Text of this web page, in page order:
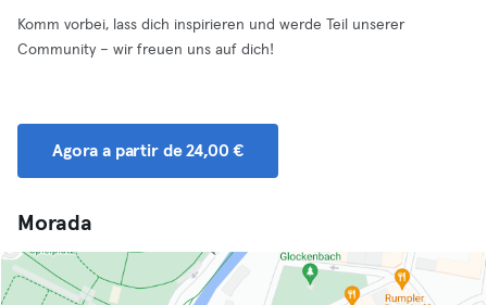
Komm vorbei, lass dich inspirieren und werde Teil unserer
Community – wir freuen uns auf dich!
Agora a partir de 24,00 €
Morada